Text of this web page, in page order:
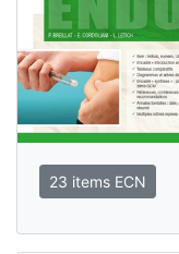
23 items ECN